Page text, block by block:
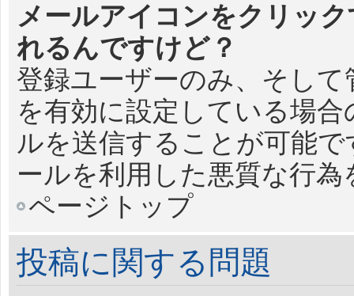
メールアイコンをクリッ
れるんですけど？
登録ユーザーのみ、そし
を有効に設定している場
ルを送信することが可能
ールを利用した悪質な行
ページトップ
投稿に関する問題